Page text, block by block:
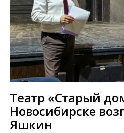
Театр «Старый
Новосибирске
Яшкин